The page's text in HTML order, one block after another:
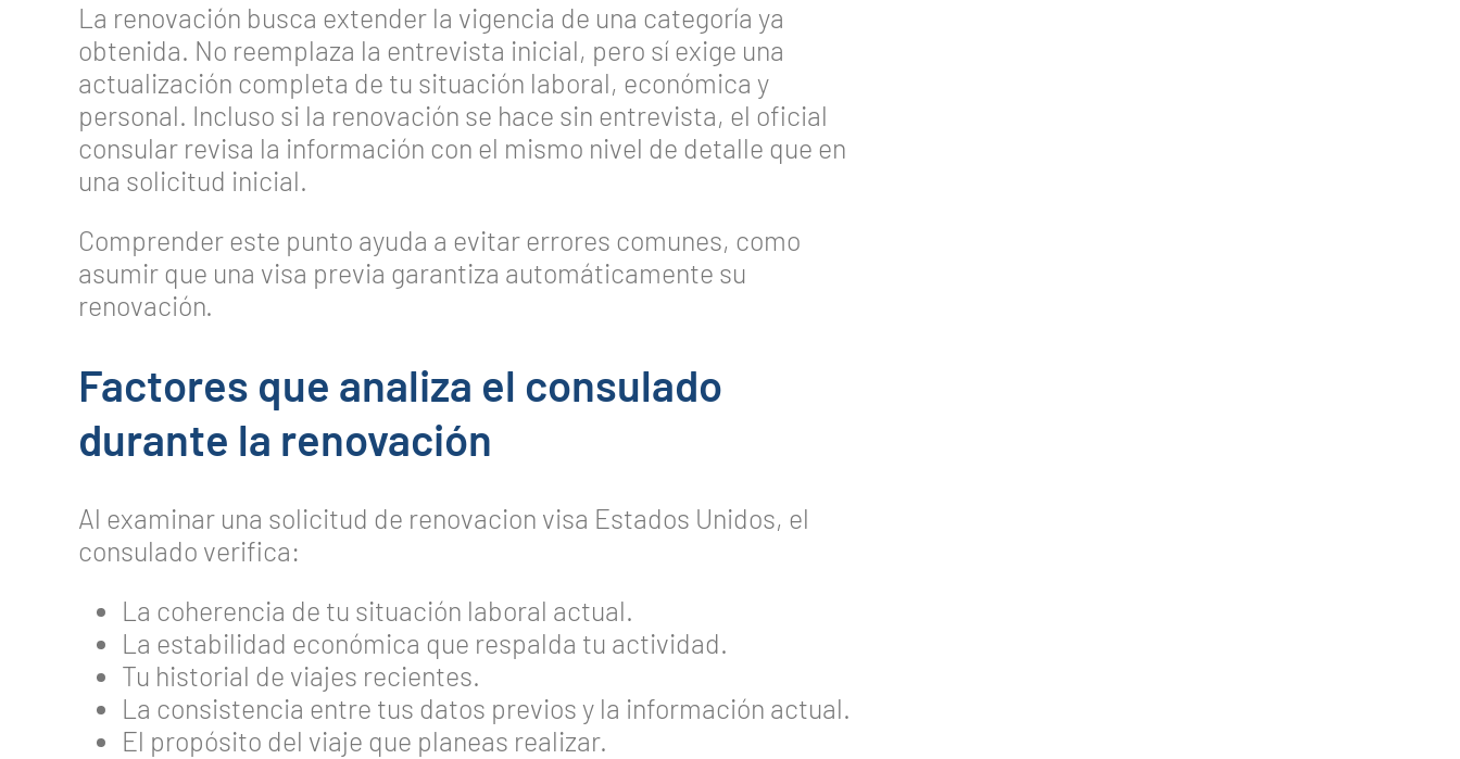
La renovación busca extender la vigencia de una categoría ya
obtenida. No reemplaza la entrevista inicial, pero sí exige una
actualización completa de tu situación laboral, económica y
personal. Incluso si la renovación se hace sin entrevista, el oficial
consular revisa la información con el mismo nivel de detalle que en
una solicitud inicial.
Comprender este punto ayuda a evitar errores comunes, como
asumir que una visa previa garantiza automáticamente su
renovación.
Factores que analiza el consulado
durante la renovación
Al examinar una solicitud de renovacion visa Estados Unidos, el
consulado verifica:
La coherencia de tu situación laboral actual.
La estabilidad económica que respalda tu actividad.
Tu historial de viajes recientes.
La consistencia entre tus datos previos y la información actual.
El propósito del viaje que planeas realizar.